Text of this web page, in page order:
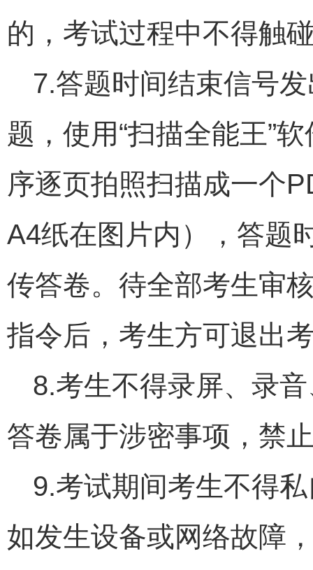
的，考试过程中不得触
7.答题时间结束信号
题，使用“扫描全能王”
序逐页拍照扫描成一个
A4纸在图片内），答题
传答卷。待全部考生审
指令后，考生方可退出
8.考生不得录屏、录
答卷属于涉密事项，禁
9.考试期间考生不得
如发生设备或网络故障